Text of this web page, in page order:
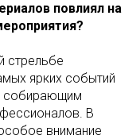
повлиял на
стрельбе
ярких событий
собирающим
В
внимание